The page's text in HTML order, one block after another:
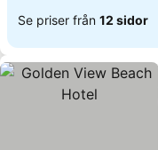
Se priser från 12 sidor